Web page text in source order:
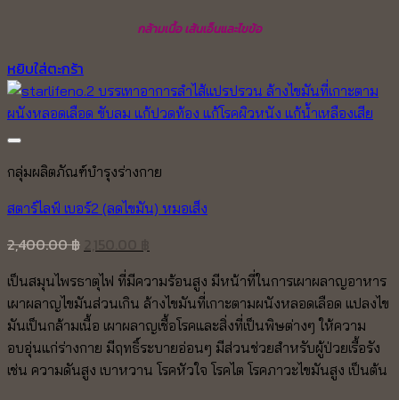
กล้ามเนื้อ เส้นเอ็นและไขข้อ
หยิบใส่ตะกร้า
กลุ่มผลิตภัณฑ์บำรุงร่างกาย
สตาร์ไลฟ์ เบอร์2 (ลดไขมัน) หมอเส็ง
2,400.00฿
was:
2,400.00 ฿.
is:
2,150.00 ฿.
เป็นสมุนไพรธาตุไฟ ที่มีความร้อนสูง มีหน้าที่ในการเผาผลาญอาหาร
เผาผลาญไขมันส่วนเกิน ล้างไขมันที่เกาะตามผนังหลอดเลือด แปลงไข
มันเป็นกล้ามเนื้อ เผาผลาญเชื้อโรคและสิ่งที่เป็นพิษต่างๆ ให้ความ
อบอุ่นแก่ร่างกาย มีฤทธิ์ระบายอ่อนๆ มีส่วนช่วยสำหรับผู้ป่วยเรื้อรัง
เช่น ความดันสูง เบาหวาน โรคหัวใจ โรคไต โรคภาวะไขมันสูง เป็นต้น